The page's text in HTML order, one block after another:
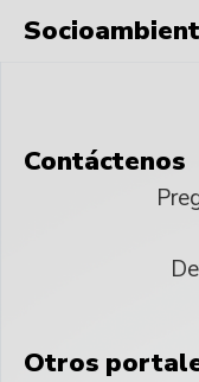
Contáctenos
Otros